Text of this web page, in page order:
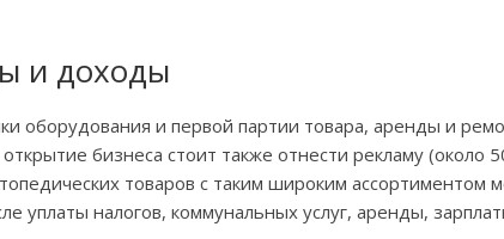
и доходы
оборудования и первой партии товара, аренды и
бизнеса стоит также отнести рекламу (около
товаров с таким широким ассортиментом
уплаты налогов, коммунальных услуг, аренды,